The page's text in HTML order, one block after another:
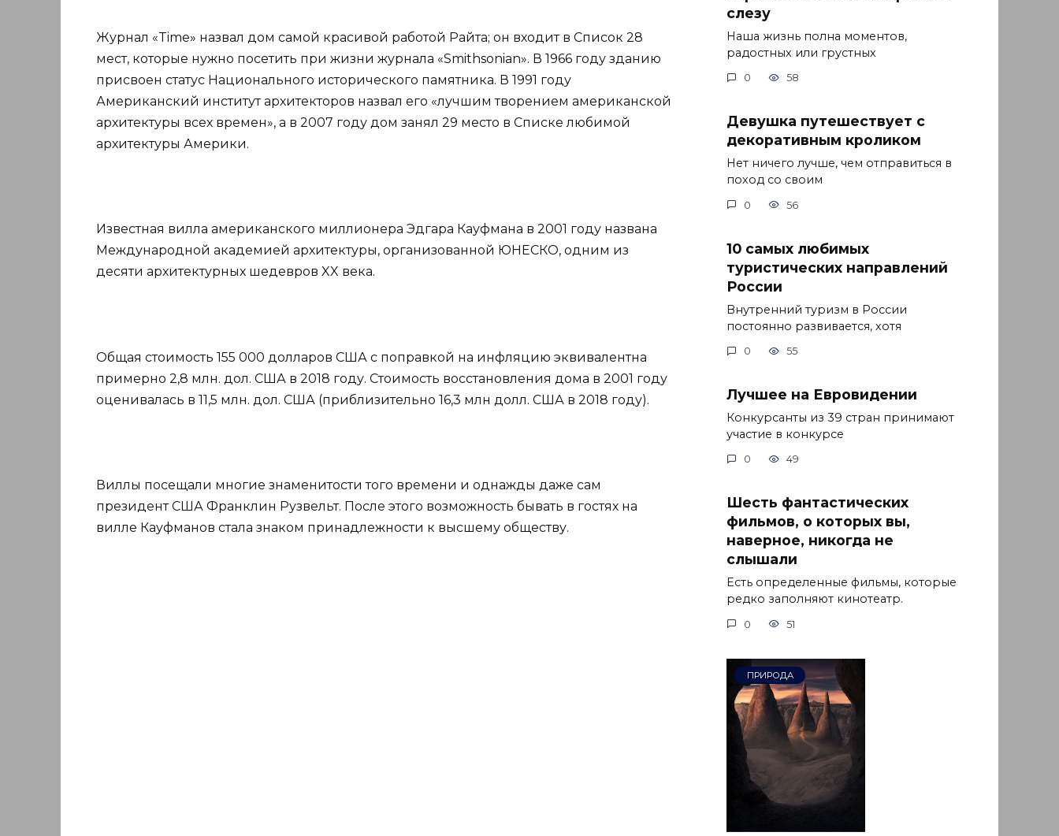
Журнал «Time» назвал дом самой красивой работой Райта; он входит в Список 28
мест, которые нужно посетить при жизни журнала «Smithsonian». В 1966 году зданию
присвоен статус Национального исторического памятника. В 1991 году
Американский институт архитекторов назвал его «лучшим творением американской
архитектуры всех времен», а в 2007 году дом занял 29 место в Списке любимой
архитектуры Америки.
Известная вилла американского миллионера Эдгара Кауфмана в 2001 году названа
Международной академией архитектуры, организованной ЮНЕСКО, одним из
десяти архитектурных шедевров XX века.
Общая стоимость 155 000 долларов США с поправкой на инфляцию эквивалентна
примерно 2,8 млн. дол. США в 2018 году. Стоимость восстановления дома в 2001 году
оценивалась в 11,5 млн. дол. США (приблизительно 16,3 млн долл. США в 2018 году).
Виллы посещали многие знаменитости того времени и однажды даже сам
президент США Франклин Рузвельт. После этого возможность бывать в гостях на
вилле Кауфманов стала знаком принадлежности к высшему обществу.
слезу
Наша жизнь полна моментов,
радостных или грустных
0 58
Девушка путешествует с
декоративным кроликом
Нет ничего лучше, чем отправиться в
поход со своим
0 56
10 самых любимых
туристических направлений
России
Внутренний туризм в России
постоянно развивается, хотя
0 55
Лучшее на Евровидении
Конкурсанты из 39 стран принимают
участие в конкурсе
0 49
Шесть фантастических
фильмов, о которых вы,
наверное, никогда не
слышали
Есть определенные фильмы, которые
редко заполняют кинотеатр.
0 51
ПРИРОДА